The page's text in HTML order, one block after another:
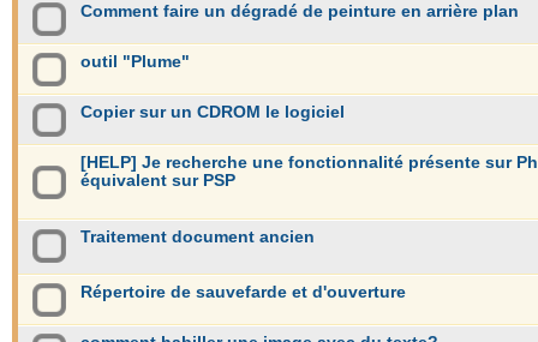
Comment faire un dégradé de peinture en arrière plan
outil "Plume"
Copier sur un CDROM le logiciel
[HELP] Je recherche une fonctionnalité présente sur
équivalent sur PSP
Traitement document ancien
Répertoire de sauvefarde et d'ouverture